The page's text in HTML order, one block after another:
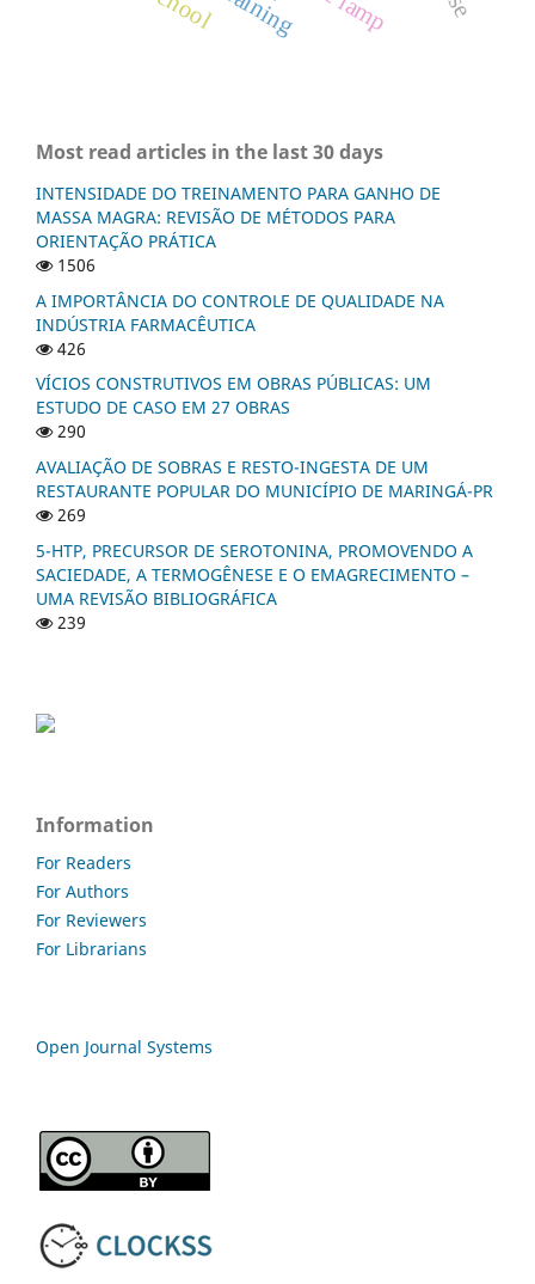
Most read articles in the last 30 days
INTENSIDADE DO TREINAMENTO PARA GANHO DE
MASSA MAGRA: REVISÃO DE MÉTODOS PARA
ORIENTAÇÃO PRÁTICA
1506
A IMPORTÂNCIA DO CONTROLE DE QUALIDADE NA
INDÚSTRIA FARMACÊUTICA
426
VÍCIOS CONSTRUTIVOS EM OBRAS PÚBLICAS: UM
ESTUDO DE CASO EM 27 OBRAS
290
AVALIAÇÃO DE SOBRAS E RESTO-INGESTA DE UM
RESTAURANTE POPULAR DO MUNICÍPIO DE MARINGÁ-PR
269
5-HTP, PRECURSOR DE SEROTONINA, PROMOVENDO A
SACIEDADE, A TERMOGÊNESE E O EMAGRECIMENTO –
UMA REVISÃO BIBLIOGRÁFICA
239
Information
For Readers
For Authors
For Reviewers
For Librarians
Open Journal Systems